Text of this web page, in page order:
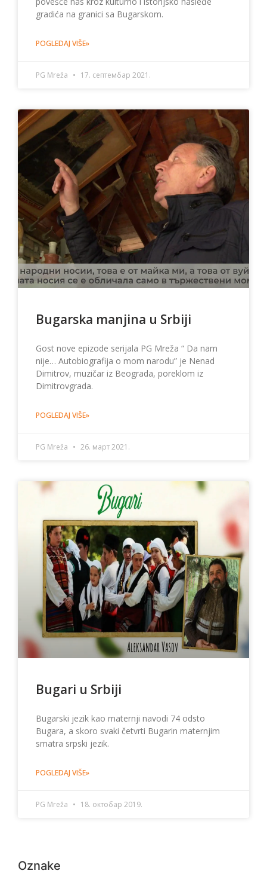
gradića na granici sa Bugarskom.
POGLEDAJ VIŠE»
PG Mreža 17. септембар 2021.
Bugarska manjina u Srbiji
Gost nove epizode serijala PG Mreža “ Da nam
nije… Autobiografija o mom narodu” je Nenad
Dimitrov, muzičar iz Beograda, poreklom iz
Dimitrovgrada.
POGLEDAJ VIŠE»
PG Mreža 26. март 2021.
Bugari u Srbiji
Bugarski jezik kao maternji navodi 74 odsto
Bugara, a skoro svaki četvrti Bugarin maternjim
smatra srpski jezik.
POGLEDAJ VIŠE»
PG Mreža 18. октобар 2019.
Oznake